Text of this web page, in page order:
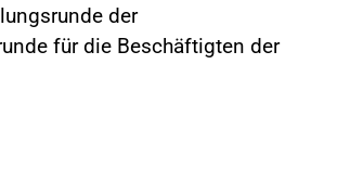
der
für die Beschäftigten der